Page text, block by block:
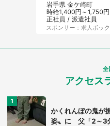
岩手県 金ケ崎町
時給1,400円～1,750円
正社員 / 派遣社員
スポンサー：求人ボッ
全
アクセス
かくれんぼの鬼が
姿〟に 父「2～3